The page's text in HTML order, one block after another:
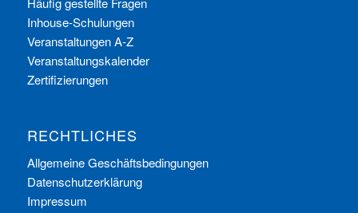
Inhouse-Schulungen
Veranstaltungen A-Z
Veranstaltungskalender
Zertifizierungen
RECHTLICHES
Allgemeine Geschäftsbedingungen
Datenschutzerklärung
Impressum